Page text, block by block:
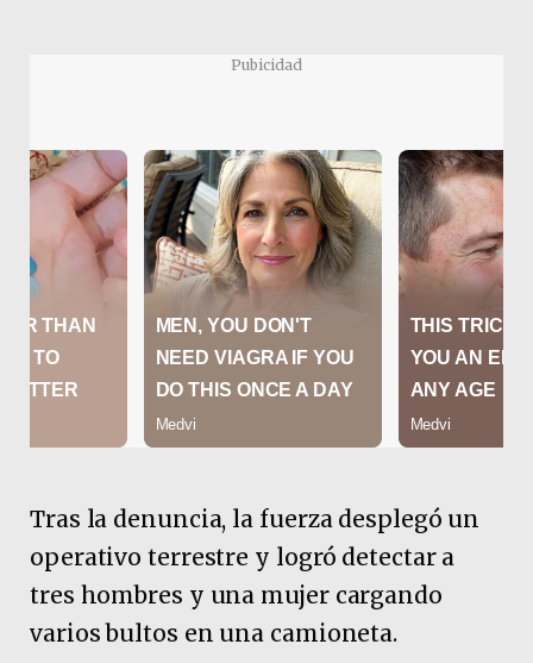
Pubicidad
Tras la denuncia, la fuerza desplegó un
operativo terrestre y logró detectar a
tres hombres y una mujer cargando
varios bultos en una camioneta.